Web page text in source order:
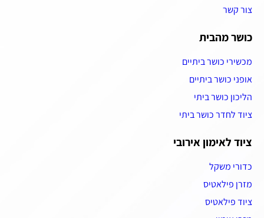
צור קשר
כושר מהבית
מכשירי כושר ביתיים
אופני כושר ביתיים
הליכון כושר ביתי
ציוד לחדר כושר ביתי
ציוד לאימון אירובי
כדורי משקל
מזרן פילאטיס
ציוד פילאטיס